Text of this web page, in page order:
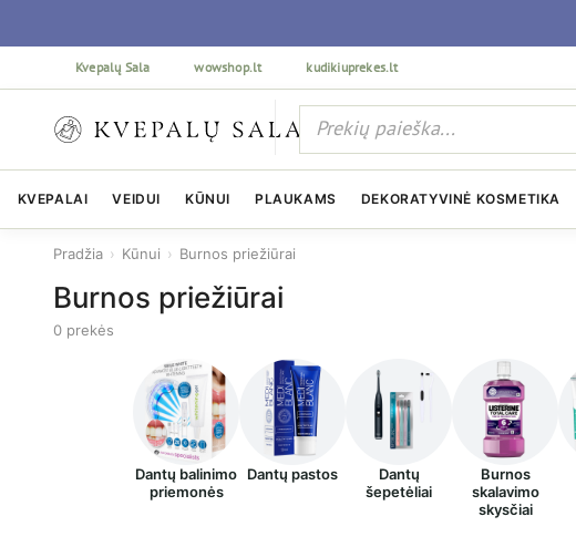
Kvepalų Sala wowshop.lt kudikiuprekes.lt
KVEPALAI VEIDUI KŪNUI PLAUKAMS DEKORATYVINĖ KOSMETIKA
Pradžia › Kūnui › Burnos priežiūrai
Burnos priežiūrai
0 prekės
Dantų balinimo
priemonės
Dantų pastos
Dantų
šepetėliai
Burnos
skalavimo
skysčiai